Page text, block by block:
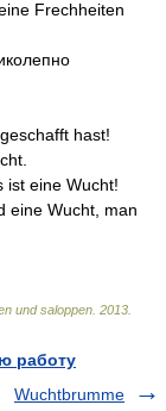
Frechheiten
hast!
eine Wucht!
eine Wucht, man
und saloppen 2013
работу
Wuchtbrumme